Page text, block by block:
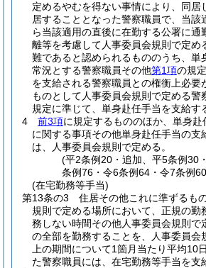
定めるやむを得ない事情により、同居
居することとなった警察職員で、当該
ら当該適用の直後に在勤する公署に通
離等を考慮して人事委員会規則で定め
難であると認められるもののうち、単
常況とする警察職員その他第1項の規
を支給される警察職員との権衡上必要
ものとして人事委員会規則で定める警
規定に準じて、単身赴任手当を支給す
4
前3項に規定するもののほか、単身
に関する事項その他単身赴任手当の支
は、人事委員会規則で定める。
(平2条例20・追加、平5条例30
条例76・令6条例64・令7条例
(在宅勤務等手当)
第13条の3
住居その他これに準ずるも
規則で定める場所において、正規の勤
務しない時間その他人事委員会規則で
の全部を勤務することを、人事委員会
上の期間について1箇月当たり平均10
た警察職員には、在宅勤務等手当を支